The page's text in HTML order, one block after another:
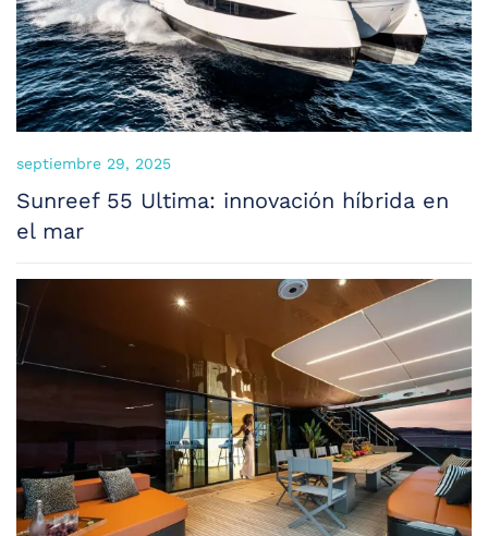
septiembre 29, 2025
Sunreef 55 Ultima: innovación híbrida en
el mar